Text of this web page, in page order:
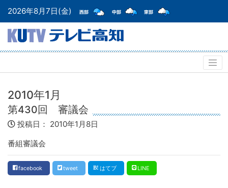
2026年8月7日(金)
2010年1月
第430回 審議会
投稿日： 2010年1月8日
番組審議会
facebook tweet はてブ LINE